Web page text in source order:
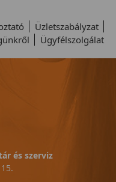
Üzletszabályzat
Ügyfélszolgálat
és szerviz